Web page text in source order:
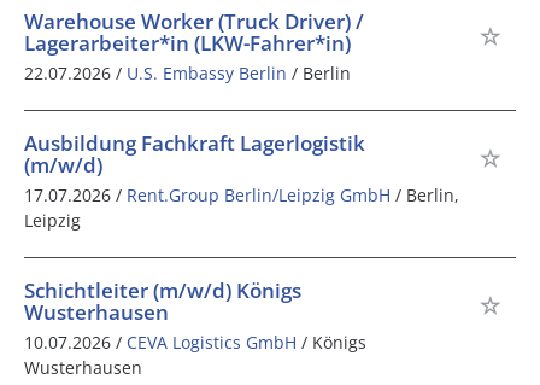
Warehouse Worker (Truck Driver) /
Lagerarbeiter*in (LKW-Fahrer*in)
22.07.2026 / U.S. Embassy Berlin / Berlin
Ausbildung Fachkraft Lagerlogistik
(m/w/d)
17.07.2026 / Rent.Group Berlin/Leipzig GmbH / Berlin,
Leipzig
Schichtleiter (m/w/d) Königs
Wusterhausen
10.07.2026 / CEVA Logistics GmbH / Königs
Wusterhausen